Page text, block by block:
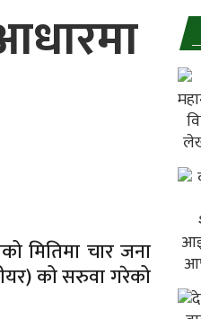
मितिमा चार जना
को सरुवा गरेको